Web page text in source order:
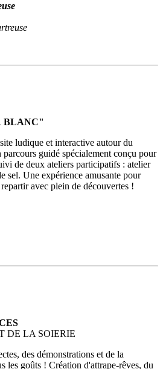
BLANC"
ludique et interactive autour du
guidé spécialement conçu pour
de deux ateliers participatifs : atelier
sel. Une expérience amusante pour
avec plein de découvertes !
DE LA SOIERIE
des démonstrations et de la
les goûts ! Création d'attrape-rêves, du